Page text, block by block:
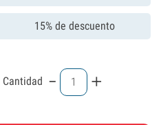
15% de descuento
Cantidad - +